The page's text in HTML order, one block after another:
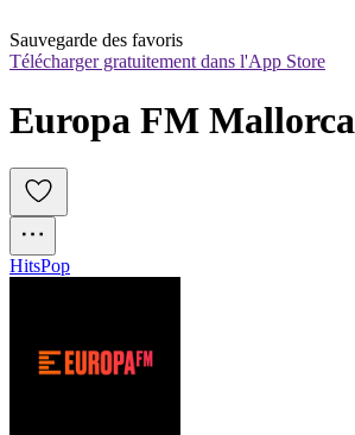
Sauvegarde des favoris
Télécharger gratuitement dans l'App Store
Europa FM Mallorca
HitsPop